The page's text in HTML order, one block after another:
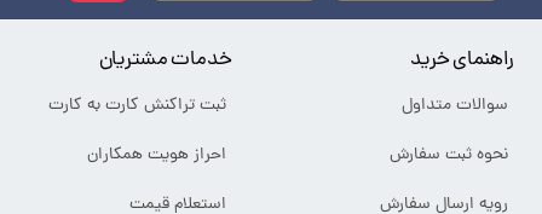
خدمات مشتریان
ثبت تراکنش کارت به کارت
احراز هویت همکاران
استعلام قیمت
راهنمای خرید
سوالات متداول
نحوه ثبت سفارش
رویه ارسال سفارش